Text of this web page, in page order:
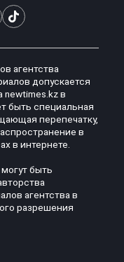
агентства
допускается
newtimes.kz в
быть специальная
перепечатку,
в
в интернете.
быть
агентства в
разрешения